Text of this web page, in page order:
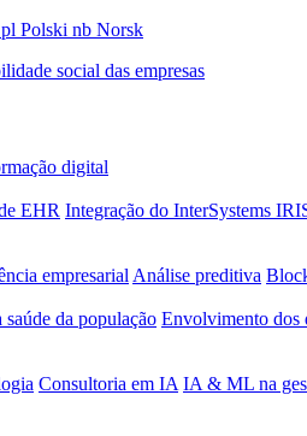
pl Polski nb Norsk
social das empresas
digital
EHR Integração do InterSystems
empresarial Análise preditiva
saúde da população Envolvimento dos
Consultoria em IA IA & ML na